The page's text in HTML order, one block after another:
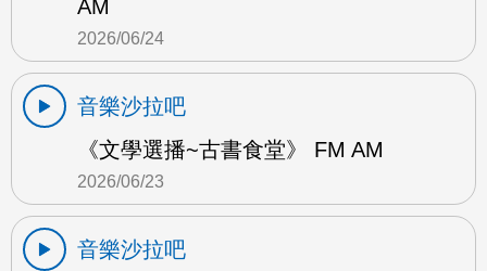
AM
2026/06/24
音樂沙拉吧
《文學選播~古書食堂》 FM AM
2026/06/23
音樂沙拉吧